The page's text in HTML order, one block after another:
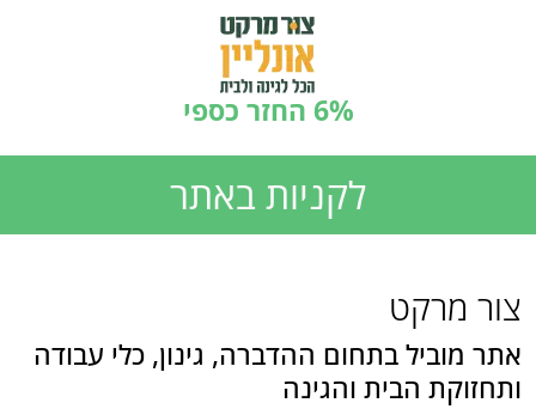
6% החזר כספי
לקניות באתר
צור מרקט
אתר מוביל בתחום ההדברה, גינון, כלי עבודה
ותחזוקת הבית והגינה